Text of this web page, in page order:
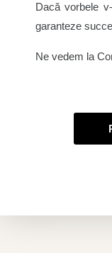
Dacă vorbele
garanteze
Ne vedem la